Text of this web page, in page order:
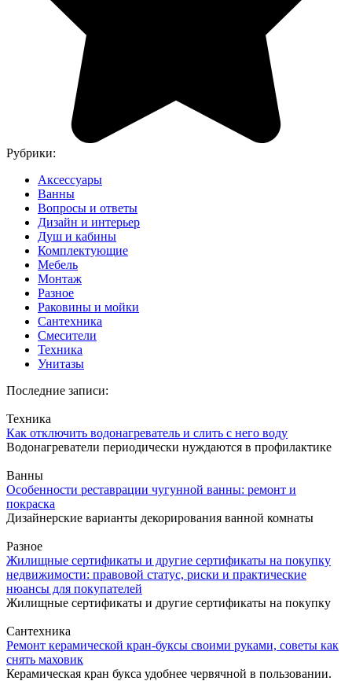
Рубрики:
Аксессуары
Ванны
Вопросы и ответы
Дизайн и интерьер
Душ и кабины
Комплектующие
Мебель
Монтаж
Разное
Раковины и мойки
Сантехника
Смесители
Техника
Унитазы
Последние записи:
Техника
Как отключить водонагреватель и слить с него воду
Водонагреватели периодически нуждаются в профилактике
Ванны
Особенности реставрации чугунной ванны: ремонт и
покраска
Дизайнерские варианты декорирования ванной комнаты
Разное
Жилищные сертификаты и другие сертификаты на покупку
недвижимости: правовой статус, риски и практические
нюансы для покупателей
Жилищные сертификаты и другие сертификаты на покупку
Сантехника
Ремонт керамической кран-буксы своими руками, советы как
снять маховик
Керамическая кран букса удобнее червячной в пользовании.